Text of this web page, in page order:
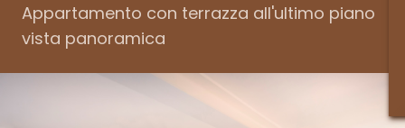
FRANCIA
ITALIE
Quartiere
Appartamento con terrazza all'ultimo piano
vista panoramica